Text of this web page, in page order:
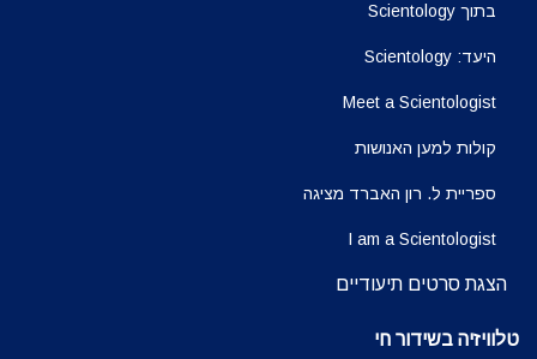
בתוך Scientology
היעד: Scientology
Meet a Scientologist
קולות למען האנושות
ספריית ל. רון האברד מציגה
I am a Scientologist
הצגת סרטים תיעודיים
טלוויזיה בשידור חי